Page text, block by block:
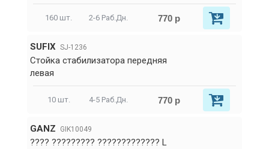
160 шт. 2-6 Раб.Дн. 770 р
SUFIX SJ-1236
Стойка стабилизатора передняя
левая
10 шт. 4-5 Раб.Дн. 770 р
GANZ GIK10049
???? ????????? ????????????? L